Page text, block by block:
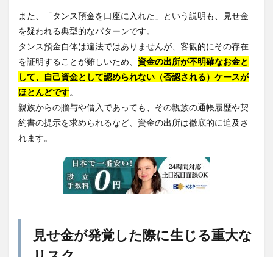
また、「タンス預金を口座に入れた」という説明も、見せ金
を疑われる典型的なパターンです。
タンス預金自体は違法ではありませんが、客観的にその存在
を証明することが難しいため、 資金の出所が不明確なお金と
して、自己資金として認められない（否認される）ケースが
ほとんどです。
親族からの贈与や借入であっても、その親族の通帳履歴や契
約書の提示を求められるなど、資金の出所は徹底的に追及さ
れます。
見せ金が発覚した際に生じる重大な